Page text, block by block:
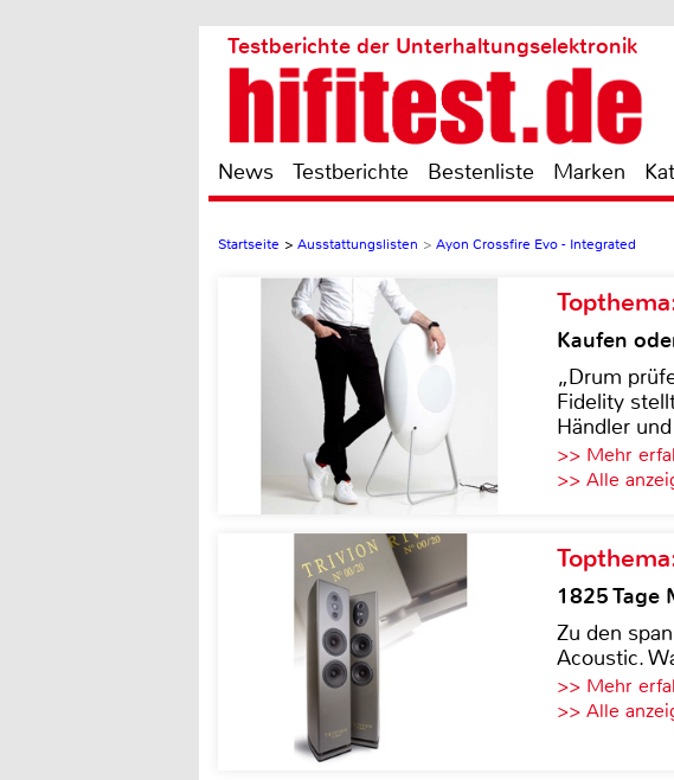
Testberichte der Unterhaltungselektronik
News Testberichte Bestenliste Marken
Startseite > Ausstattungslisten > Ayon Crossfire Evo - Integrated
Kaufen
„Drum
Fidelity
Händler
>> Mehr
>> Alle
1825 Tage
Zu den
Acoustic.
>> Mehr
>> Alle